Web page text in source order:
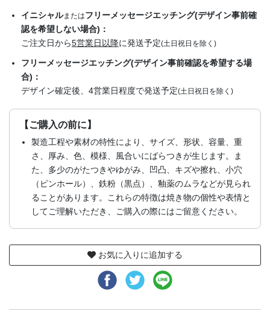
イニシャルまたはフリーメッセージエッチング(デザイン事前確
認を希望しない場合)：
ご注文日から5営業日以降に発送予定(土日祝日を除く)
フリーメッセージエッチング(デザイン事前確認を希望する場
合)：
デザイン確定後、4営業日程度で発送予定(土日祝日を除く)
【ご購入の前に】
製造工程や素材の特性により、サイズ、形状、容量、重
さ、厚み、色、模様、風合いにばらつきが生じます。ま
た、多少のがたつきやゆがみ、凹凸、キズや擦れ、小穴
（ピンホール）、鉄粉（黒点）、釉薬のムラなどが見られ
ることがあります。これらの特徴は焼き物の個性や表情と
してご理解いただき、ご購入の際にはご留意ください。
お気に入りに追加する